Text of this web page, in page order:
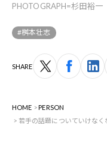
PHOTOGRAPH=杉田裕一
#桝本壮志
SHARE
HOME
PERSON
若手の話題についていけな